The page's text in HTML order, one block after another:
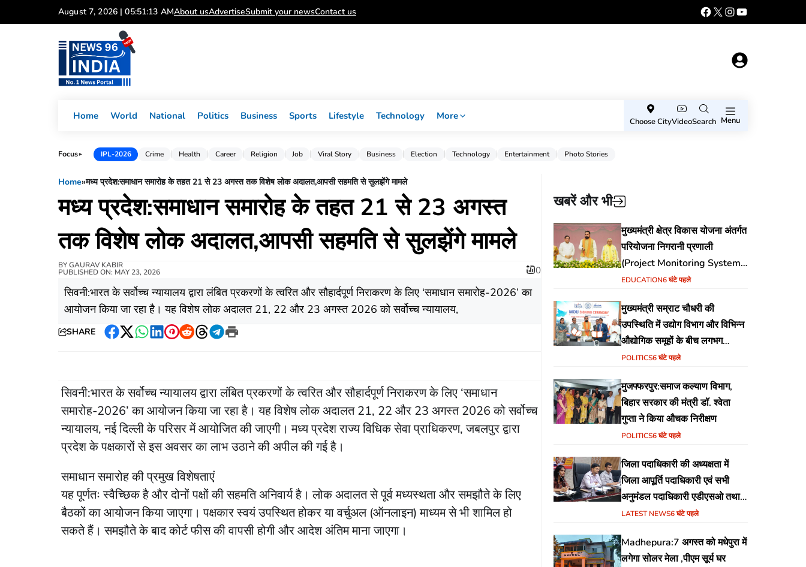
to
August 7, 2026 | 05:51:13 AMAbout usAdvertiseSubmit your newsContact us
Home World National Politics Business Sports Lifestyle Technology More
Choose CityVideoSearch Menu
Focus► IPL-2026 Crime Health Career Religion Job Viral Story Business Election Technology Entertainment Photo Stories
Home»मध्य प्रदेश:समाधान समारोह के तहत 21 से 23 अगस्त तक विशेष लोक अदालत,आपसी सहमति से सुलझेंगे मामले
मध्य प्रदेश:समाधान समारोह के तहत 21 से 23 अगस्त
तक विशेष लोक अदालत,आपसी सहमति से सुलझेंगे मामले
BYGAURAV KABIR
PUBLISHED ON: MAY 23, 2026 0
सिवनी:भारत के सर्वोच्च न्यायालय द्वारा लंबित प्रकरणों के त्वरित और सौहार्दपूर्ण निराकरण के लिए ‘समाधान समारोह-2026’ का
आयोजन किया जा रहा है। यह विशेष लोक अदालत 21, 22 और 23 अगस्त 2026 को सर्वोच्च न्यायालय,
SHARE
Facebook
Twitter
WhatsApp
LinkedIn
Pinterest
RedditThreads
Telegram
Print
सिवनी:भारत के सर्वोच्च न्यायालय द्वारा लंबित प्रकरणों के त्वरित और सौहार्दपूर्ण निराकरण के लिए ‘समाधान
समारोह-2026’ का आयोजन किया जा रहा है। यह विशेष लोक अदालत 21, 22 और 23 अगस्त 2026 को सर्वोच्च
न्यायालय, नई दिल्ली के परिसर में आयोजित की जाएगी। मध्य प्रदेश राज्य विधिक सेवा प्राधिकरण, जबलपुर द्वारा
प्रदेश के पक्षकारों से इस अवसर का लाभ उठाने की अपील की गई है।
समाधान समारोह की प्रमुख विशेषताएं
यह पूर्णतः स्वैच्छिक है और दोनों पक्षों की सहमति अनिवार्य है। लोक अदालत से पूर्व मध्यस्थता और समझौते के लिए
बैठकों का आयोजन किया जाएगा। पक्षकार स्वयं उपस्थित होकर या वर्चुअल (ऑनलाइन) माध्यम से भी शामिल हो
सकते हैं। समझौते के बाद कोर्ट फीस की वापसी होगी और आदेश अंतिम माना जाएगा।
खबरें और भी
मुख्यमंत्री क्षेत्र विकास योजना अंतर्गत
परियोजना निगरानी प्रणाली
(Project Monitoring System)
वेब पोर्टल का शुभारंभ
EDUCATION6 घंटे पहले
मुख्यमंत्री सम्राट चौधरी की
उपस्थिति में उद्योग विभाग और विभिन्न
औद्योगिक समूहों के बीच लगभग
₹51,600 करोड़ के निवेश हेतु
POLITICS6 घंटे पहले
मुजफ्फरपुर:समाज कल्याण विभाग,
बिहार सरकार की मंत्री डॉ. श्वेता
गुप्ता ने किया औचक निरीक्षण
POLITICS6 घंटे पहले
जिला पदाधिकारी की अध्यक्षता में
जिला आपूर्ति पदाधिकारी एवं सभी
अनुमंडल पदाधिकारी एडीएसओ तथा
एमोओ के साथ समीक्षा बैठक का
LATEST NEWS6 घंटे पहले
Madhepura:7 अगस्त को मधेपुरा में
लगेगा सोलर मेला ,पीएम सूर्य घर